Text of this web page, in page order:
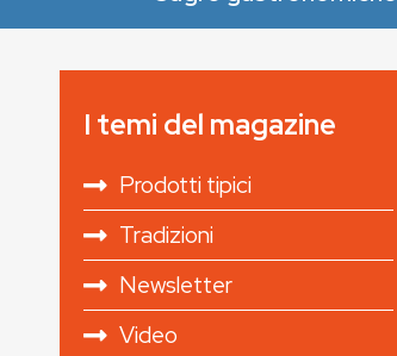
I temi del magazine
Prodotti tipici
Tradizioni
Newsletter
Video